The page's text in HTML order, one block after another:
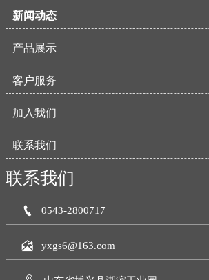
新闻动态
产品展示
客户服务
加入我们
联系我们
联系我们
 0543-2800717
 yxgs6@163.com